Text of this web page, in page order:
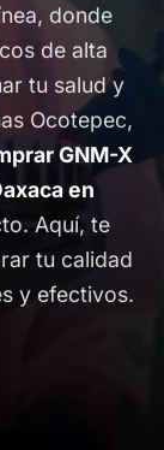
donde
de alta
tu salud y
Ocotepec,
GNM-X
en
Aquí, te
tu calidad
y efectivos.